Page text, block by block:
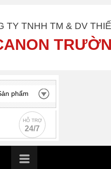
TY TNHH TM & DV
phẩm
HỖ TRỢ
24/7